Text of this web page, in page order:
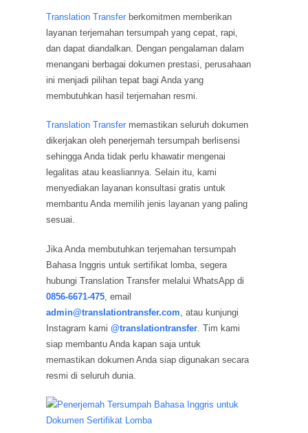
Translation Transfer berkomitmen memberikan
layanan terjemahan tersumpah yang cepat, rapi,
dan dapat diandalkan. Dengan pengalaman dalam
menangani berbagai dokumen prestasi, perusahaan
ini menjadi pilihan tepat bagi Anda yang
membutuhkan hasil terjemahan resmi.
Translation Transfer memastikan seluruh dokumen
dikerjakan oleh penerjemah tersumpah berlisensi
sehingga Anda tidak perlu khawatir mengenai
legalitas atau keasliannya. Selain itu, kami
menyediakan layanan konsultasi gratis untuk
membantu Anda memilih jenis layanan yang paling
sesuai.
Jika Anda membutuhkan terjemahan tersumpah
Bahasa Inggris untuk sertifikat lomba, segera
hubungi Translation Transfer melalui WhatsApp di
0856-6671-475 , email
admin@translationtransfer.com , atau kunjungi
Instagram kami@translationtransfer . Tim kami
siap membantu Anda kapan saja untuk
memastikan dokumen Anda siap digunakan secara
resmi di seluruh dunia.